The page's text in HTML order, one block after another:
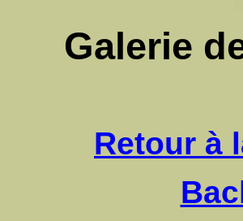
Galerie
Retour à